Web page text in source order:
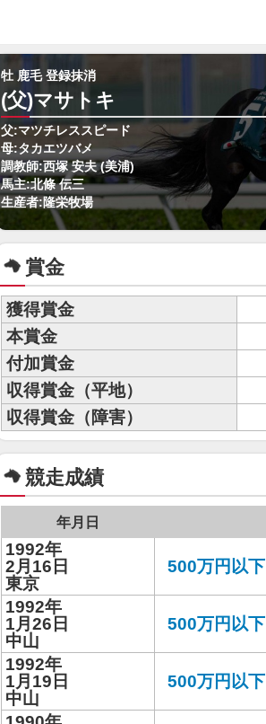
牡 鹿毛 登録抹消
(父)マサトキ
父:マツチレススピード
母:タカエツバメ
調教師:西塚 安夫 (美浦)
馬主:北條 伝三
生産者:隆栄牧場
賞金
獲得賞金
本賞金
付加賞金
収得賞金（平地）
収得賞金（障害）
競走成績
年月日
1992年
2月16日
東京
500万円以下
1992年
1月26日
中山
500万円以下
1992年
1月19日
中山
500万円以下